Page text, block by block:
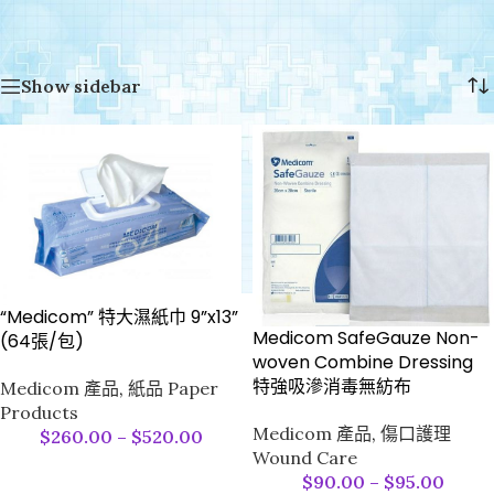
Showing all 5 results
Show sidebar
“Medicom” 特大濕紙巾 9”x13”
(64張/包)
Medicom 產品, 紙品 Paper
Products
$260.00 – $520.00
Medicom SafeGauze Non-
woven Combine Dressing
特強吸滲消毒無紡布
Medicom 產品, 傷口護理
Wound Care
$90.00 – $95.00